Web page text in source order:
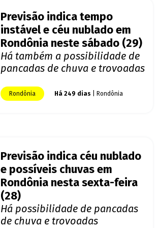
Previsão indica tempo
instável e céu nublado em
Rondônia neste sábado (29)
Há também a possibilidade de
pancadas de chuva e trovoadas
Rondônia Há 249 dias | Rondônia
Previsão indica céu nublado
e possíveis chuvas em
Rondônia nesta sexta-feira
(28)
Há possibilidade de pancadas
de chuva e trovoadas